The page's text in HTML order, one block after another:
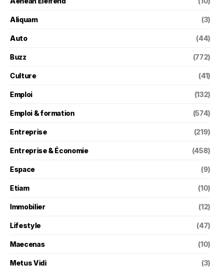
Aliquam (3)
Auto (44)
Buzz (772)
Culture (41)
Emploi (132)
Emploi & formation (574)
Entreprise (219)
Entreprise & Économie (458)
Espace (9)
Etiam (10)
Immobilier (12)
Lifestyle (47)
Maecenas (10)
Metus Vidi (3)